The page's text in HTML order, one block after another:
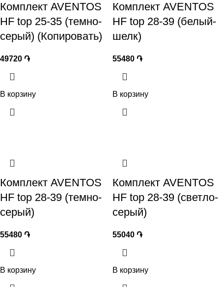
Комплект AVENTOS
HF top 25-35 (темно-
серый) (Копировать)
49720 ֏
В корзину
Комплект AVENTOS
HF top 28-39 (белый-
шелк)
55480 ֏
В корзину
Комплект AVENTOS
HF top 28-39 (темно-
серый)
55480 ֏
В корзину
Комплект AVENTOS
HF top 28-39 (светло-
серый)
55040 ֏
В корзину